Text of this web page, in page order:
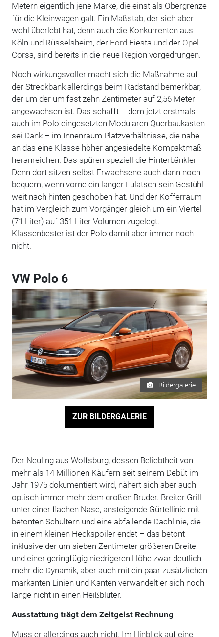
Metern eigentlich jene Marke, die einst als Obergrenze
für die Kleinwagen galt. Ein Maßstab, der sich aber
wohl überlebt hat, denn auch die Konkurrenten aus
Köln und Rüsselsheim, der Ford Fiesta und der Opel
Corsa, sind bereits in die neue Region vorgedrungen.
Noch wirkungsvoller macht sich die Maßnahme auf
der Streckbank allerdings beim Radstand bemerkbar,
der um der um fast zehn Zentimeter auf 2,56 Meter
angewachsen ist. Das schafft – dem jetzt erstmals
auch im Polo eingesetzten Modularen Querbaukasten
sei Dank – im Innenraum Platzverhältnisse, die nahe
an das eine Klasse höher angesiedelte Kompaktmaß
heranreichen. Das spüren speziell die Hinterbänkler.
Denn dort sitzen selbst Erwachsene auch dann noch
bequem, wenn vorne ein langer Lulatsch sein Gestühl
weit nach hinten geschoben hat. Und der Kofferraum
hat im Vergleich zum Vorgänger gleich um ein Viertel
(71 Liter) auf 351 Liter Volumen zugelegt.
Klassenbester ist der Polo damit aber immer noch
nicht.
VW Polo 6
Bildergalerie
ZUR BILDERGALERIE
Der Neuling aus Wolfsburg, dessen Beliebtheit von
mehr als 14 Millionen Käufern seit seinem Debüt im
Jahr 1975 dokumentiert wird, nähert sich aber auch
optisch immer mehr dem großen Bruder. Breiter Grill
unter einer flachen Nase, ansteigende Gürtellinie mit
betonten Schultern und eine abfallende Dachlinie, die
in einem kleinen Heckspoiler endet – das betont
inklusive der um sieben Zentimeter größeren Breite
und einer geringfügig niedrigeren Höhe zwar deutlich
mehr die Dynamik, aber auch mit ein paar zusätzlichen
markanten Linien und Kanten verwandelt er sich noch
lange nicht in einen Heißblüter.
Ausstattung trägt dem Zeitgeist Rechnung
Muss er allerdings auch nicht. Im Hinblick auf eine